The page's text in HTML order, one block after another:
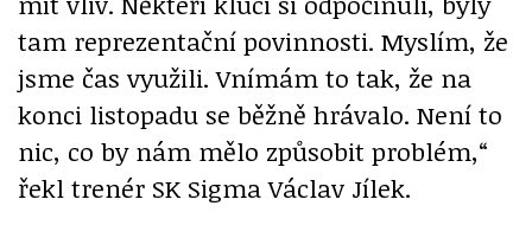
tam reprezentační povinnosti. Myslím, že
jsme čas využili. Vnímám to tak, že na
konci listopadu se běžně hrávalo. Není to
nic, co by nám mělo způsobit problém,“
řekl trenér SK Sigma Václav Jílek.